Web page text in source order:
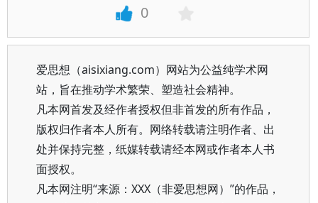
0
爱思想（aisixiang.com）网站为公益纯学术网
站，旨在推动学术繁荣、塑造社会精神。
凡本网首发及经作者授权但非首发的所有作品，
版权归作者本人所有。网络转载请注明作者、出
处并保持完整，纸媒转载请经本网或作者本人书
面授权。
凡本网注明“来源：XXX（非爱思想网）”的作品，